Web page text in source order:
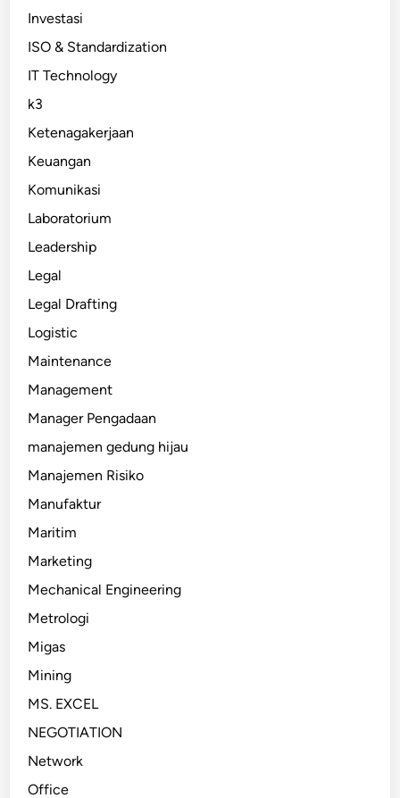
Investasi
ISO & Standardization
IT Technology
k3
Ketenagakerjaan
Keuangan
Komunikasi
Laboratorium
Leadership
Legal
Legal Drafting
Logistic
Maintenance
Management
Manager Pengadaan
manajemen gedung hijau
Manajemen Risiko
Manufaktur
Maritim
Marketing
Mechanical Engineering
Metrologi
Migas
Mining
MS. EXCEL
NEGOTIATION
Network
Office